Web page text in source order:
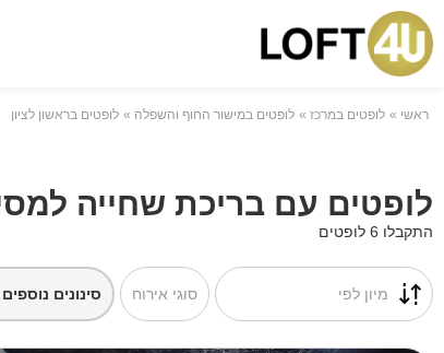
ראשי לופטים במרכז לופטים במישור החוף והשפלה לופטים בראשון לציון
לופטים עם בריכת שחייה
התקבלו 6 לופטים
מיון לפי סוגי אירוח סינונים נוספים